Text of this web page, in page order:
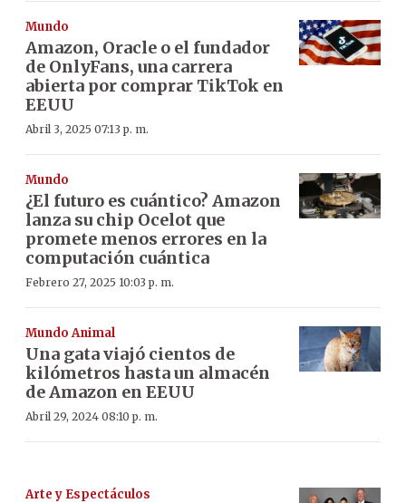
Mundo
Amazon, Oracle o el fundador
de OnlyFans, una carrera
abierta por comprar TikTok en
EEUU
Abril 3, 2025 07:13 p. m.
Mundo
¿El futuro es cuántico? Amazon
lanza su chip Ocelot que
promete menos errores en la
computación cuántica
Febrero 27, 2025 10:03 p. m.
Mundo Animal
Una gata viajó cientos de
kilómetros hasta un almacén
de Amazon en EEUU
Abril 29, 2024 08:10 p. m.
Arte y Espectáculos